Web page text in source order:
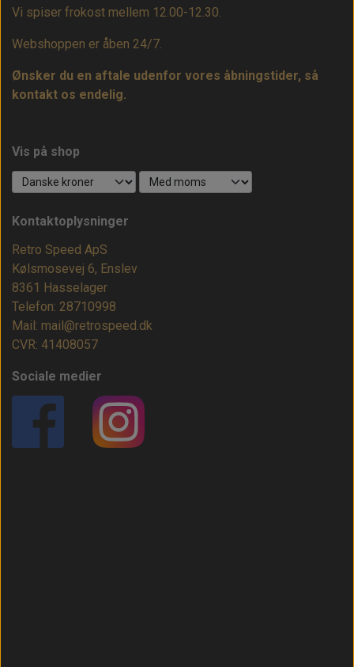
Vi spiser frokost mellem 12.00-12.30.
Webshoppen er åben 24/7.
Ønsker du en aftale udenfor vores åbningstider, så
kontakt os endelig.
Vis på shop
Kontaktoplysninger
Retro Speed ApS
Kølsmosevej 6, Enslev
8361 Hasselager
Telefon: 28710998
Mail: mail@retrospeed.dk
CVR: 41408057
Sociale medier